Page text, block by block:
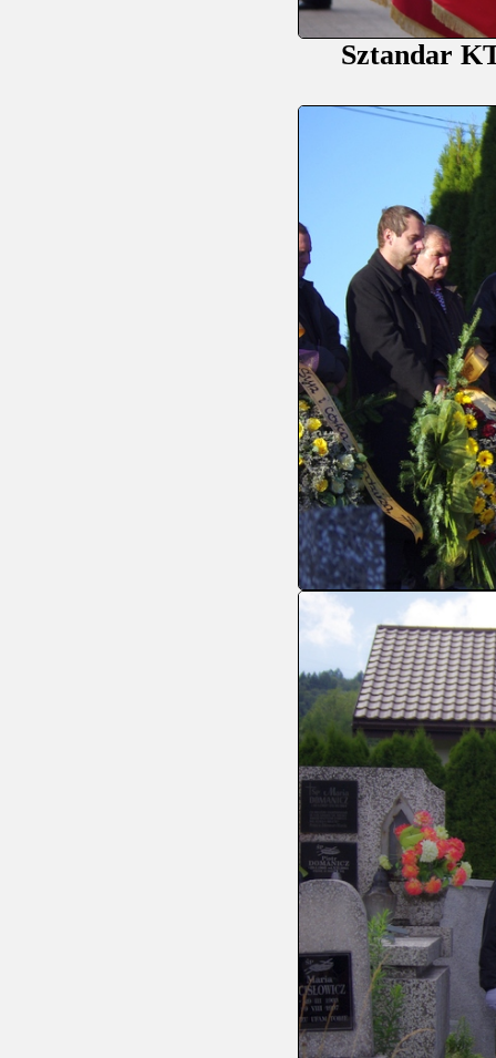
Sztandar